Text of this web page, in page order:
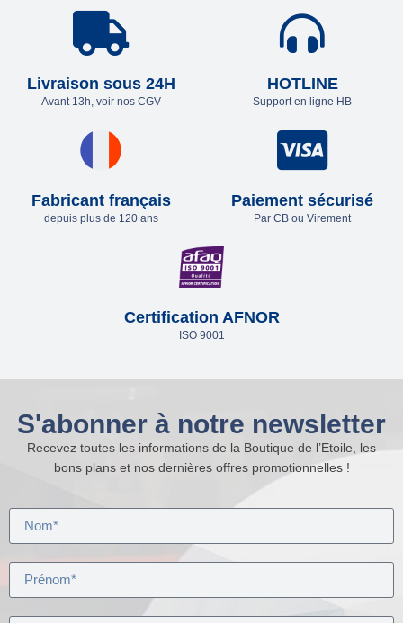
Livraison sous 24H
Avant 13h, voir nos CGV
HOTLINE
Support en ligne HB
Fabricant français
depuis plus de 120 ans
Paiement sécurisé
Par CB ou Virement
Certification AFNOR
ISO 9001
S'abonner à notre newsletter
Recevez toutes les informations de la Boutique de l’Etoile, les
bons plans et nos dernières offres promotionnelles !